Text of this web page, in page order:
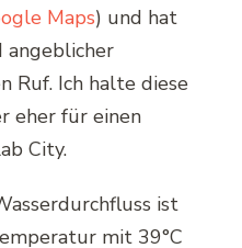
Maps) und hat
Ruf. Ich halte diese
eher für einen
City.
ist
mit 39°C